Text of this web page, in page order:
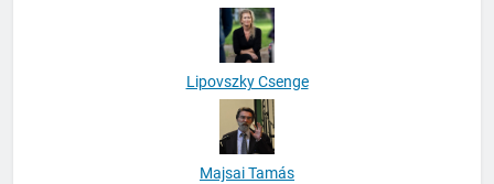
Lipovszky Csenge
Majsai Tamás